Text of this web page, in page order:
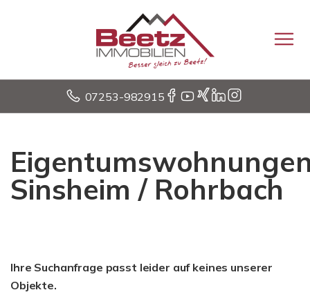
07253-982915
Sinsheim / Rohrbach
Ihre Suchanfrage passt leider auf keines unserer
Objekte.